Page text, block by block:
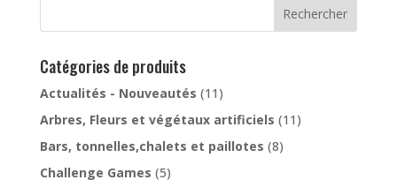
Rechercher
Catégories de produits
Actualités - Nouveautés (11)
Arbres, Fleurs et végétaux artificiels (11)
Bars, tonnelles,chalets et paillotes (8)
Challenge Games (5)